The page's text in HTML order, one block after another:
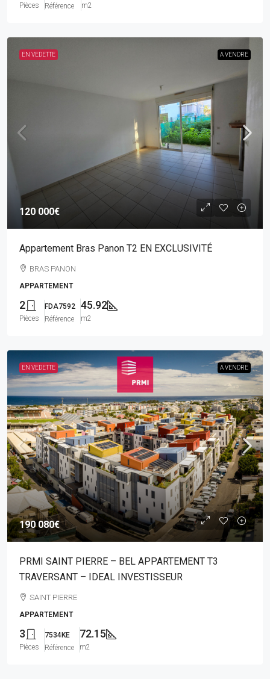
Pièces
Référence
m2
EN VEDETTE A VENDRE
120 000€
Appartement Bras Panon T2 EN EXCLUSIVITÉ
BRAS PANON
APPARTEMENT
2
Pièces
FDA7592
Référence
45.92
m2
EN VEDETTE A VENDRE
190 080€
PRMI SAINT PIERRE – BEL APPARTEMENT T3
TRAVERSANT – IDEAL INVESTISSEUR
SAINT PIERRE
APPARTEMENT
3
Pièces
7534KE
Référence
72.15
m2